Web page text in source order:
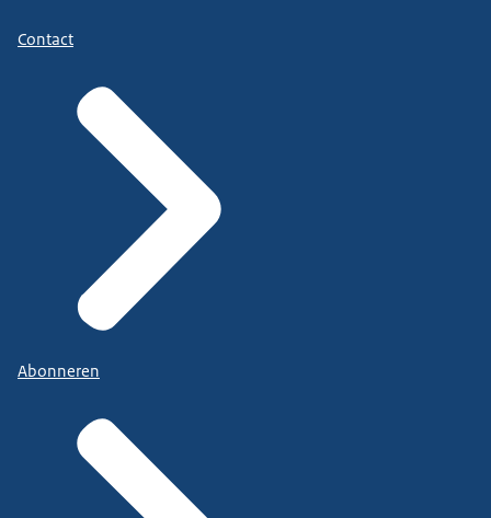
Contact
Abonneren